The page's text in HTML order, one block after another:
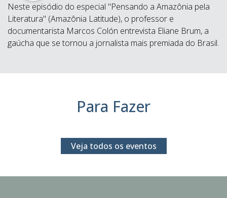
Neste episódio do especial "Pensando a Amazônia pela
Literatura" (Amazônia Latitude), o professor e
documentarista Marcos Colón entrevista Eliane Brum, a
gaúcha que se tornou a jornalista mais premiada do Brasil.
Para Fazer
Veja todos os eventos